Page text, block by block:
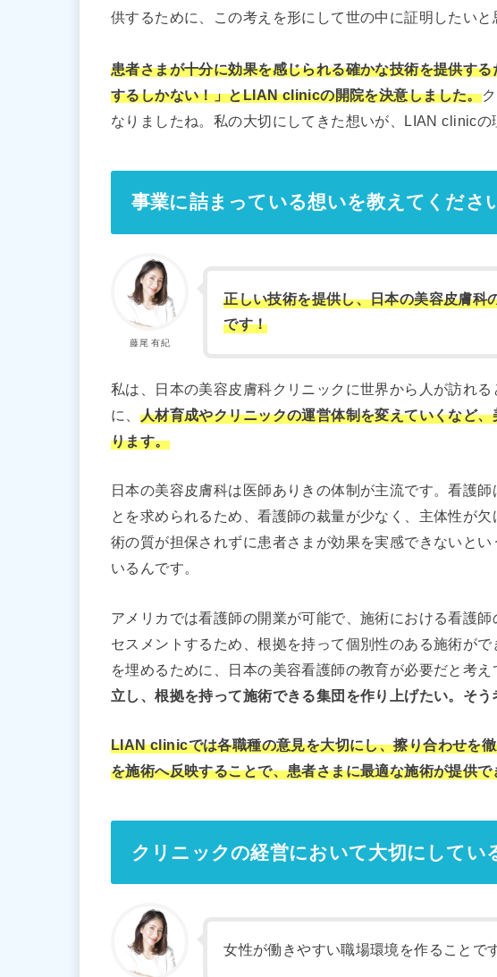
供するために、この考えを形にして世の中に証明したいと
患者さまが十分に効果を感じられる確かな技術を提供す
するしかない！」とLIAN clinicの開院を決意しました。
なりましたね。私の大切にしてきた想いが、LIAN clinicの
事業に詰まっている想いを教えてくださ
藤尾 有紀
正しい技術を提供し、日本の美容皮膚科
です！
私は、日本の美容皮膚科クリニックに世界から人が訪れ
に、 人材育成やクリニックの運営体制を変えていくなど
ります。
日本の美容皮膚科は医師ありきの体制が主流です。看護
とを求められるため、看護師の裁量が少なく、主体性が
術の質が担保されずに患者さまが効果を実感できないと
いるんです。
アメリカでは看護師の開業が可能で、施術における看護
セスメントするため、根拠を持って個別性のある施術が
を埋めるために、日本の美容看護師の教育が必要だと考え
立し、根拠を持って施術できる集団を作り上げたい。そう
LIAN clinicでは各職種の意見を大切にし、擦り合わせを
を施術へ反映することで、患者さまに最適な施術が提供
クリニックの経営において大切にしてい
女性が働きやすい職場環境を作ることで